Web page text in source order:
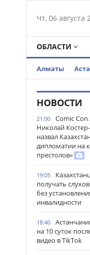
Чт, 06 августа
ОБЛАСТИ
Алматы
НОВОСТИ
21:00
Comic Con
Николай
назвал
дипломатии на
престолов»
19:05
получать
без
инвалидности
18:40
на 10 суток
видео в TikTok